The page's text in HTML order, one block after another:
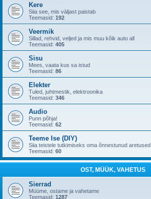
Kere
Siia see, mis väljast paistab
Teemasid: 192
Veermik
Sillad, rehvid, veljed ja mis muu kõik auto all
Teemasid: 405
Sisu
Mees, vaata kus sa istud
Teemasid: 86
Elekter
Tuled, juhtmestik, elektroonika
Teemasid: 346
Audio
Punn põhja!
Teemasid: 62
Teeme Ise (DIY)
Siia teistele tutkimiseks oma õnnestunud aretused
Teemasid: 60
OST, MÜÜK, VAHETUS
Sierrad
Müüme, ostame ja vahetame
Teemasid: 1287